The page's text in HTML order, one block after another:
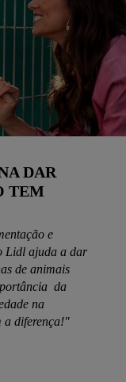
DAR
TEM
e
Lidl ajuda a dar
de animais
da
na
a diferença!"